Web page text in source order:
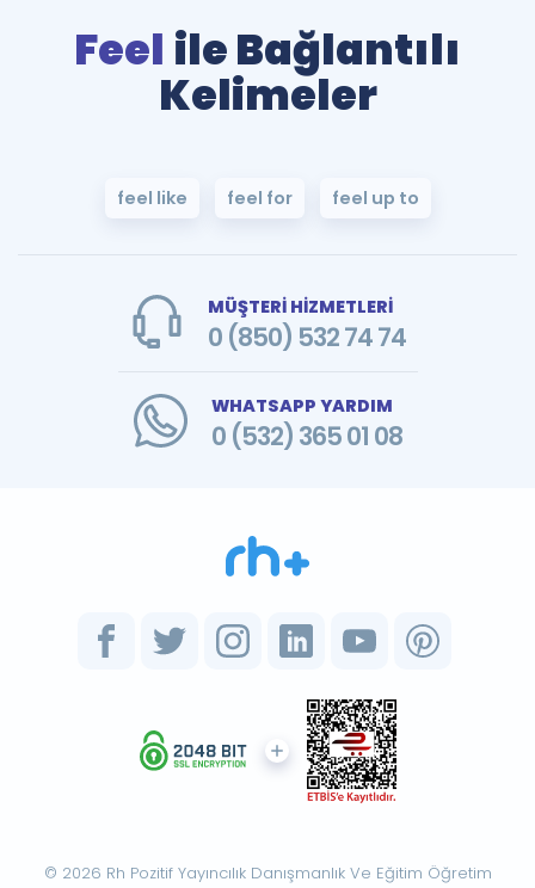
Feel ile Bağlantılı
Kelimeler
feel like feel for feel up to
MÜŞTERİ HİZMETLERİ
0 (850) 532 74 74
WHATSAPP YARDIM
0 (532) 365 01 08
© 2026 Rh Pozitif Yayıncılık Danışmanlık Ve Eğitim Öğretim